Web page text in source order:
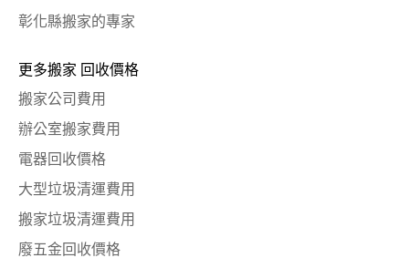
彰化縣搬家的專家
更多搬家 回收價格
搬家公司費用
辦公室搬家費用
電器回收價格
大型垃圾清運費用
搬家垃圾清運費用
廢五金回收價格